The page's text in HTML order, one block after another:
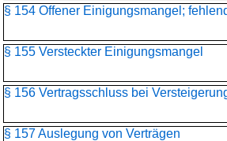
§ 154 Offener Einigungsmangel;
§ 155 Versteckter Einigungsmangel
§ 156 Vertragsschluss bei
§ 157 Auslegung von Verträgen